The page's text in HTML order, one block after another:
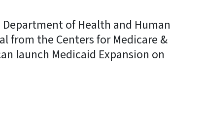
Department of Health and Human
from the Centers for Medicare &
launch Medicaid Expansion on